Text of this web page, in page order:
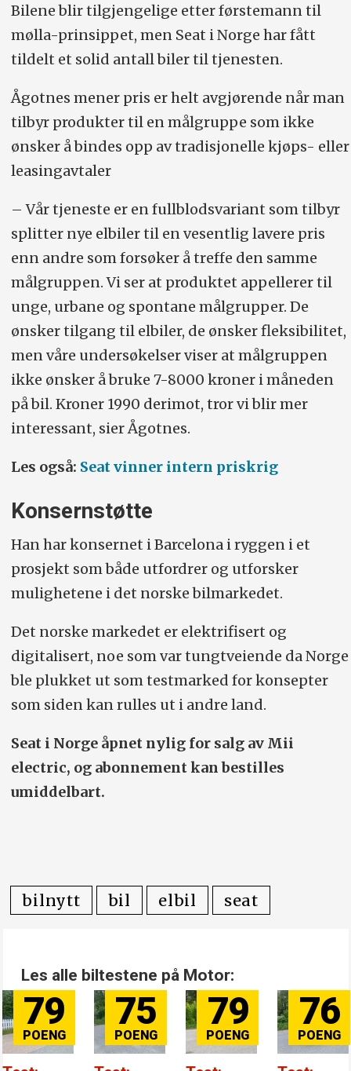
Bilene blir tilgjengelige etter førstemann til
mølla-prinsippet, men Seat i Norge har fått
tildelt et solid antall biler til tjenesten.
Ågotnes mener pris er helt avgjørende når man
tilbyr produkter til en målgruppe som ikke
ønsker å bindes opp av tradisjonelle kjøps- eller
leasingavtaler
– Vår tjeneste er en fullblodsvariant som tilbyr
splitter nye elbiler til en vesentlig lavere pris
enn andre som forsøker å treffe den samme
målgruppen. Vi ser at produktet appellerer til
unge, urbane og spontane målgrupper. De
ønsker tilgang til elbiler, de ønsker fleksibilitet,
men våre undersøkelser viser at målgruppen
ikke ønsker å bruke 7-8000 kroner i måneden
på bil. Kroner 1990 derimot, tror vi blir mer
interessant, sier Ågotnes.
Les også: Seat vinner intern priskrig
Konsernstøtte
Han har konsernet i Barcelona i ryggen i et
prosjekt som både utfordrer og utforsker
mulighetene i det norske bilmarkedet.
Det norske markedet er elektrifisert og
digitalisert, noe som var tungtveiende da Norge
ble plukket ut som testmarked for konsepter
som siden kan rulles ut i andre land.
Seat i Norge åpnet nylig for salg av Mii
electric, og abonnement kan bestilles
umiddelbart.
bilnytt bil elbil seat
Les alle biltestene på Motor:
79 75 79 76